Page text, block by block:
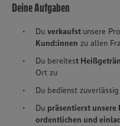
Deine Aufgaben
Du verkaufst unsere
Kund:innen zu allen
Du bereitest
Ort zu
Du bedienst
Du präsentierst unsere
ordentlichen und